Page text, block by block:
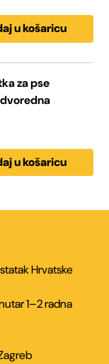
u košaricu
za pse
u košaricu
Hrvatske
1–2 radna